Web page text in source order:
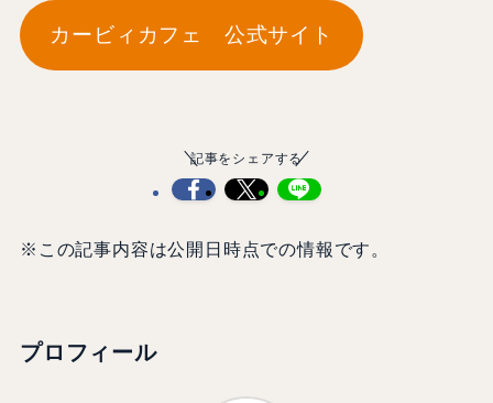
カービィカフェ 公式サイト
記事をシェアする
※この記事内容は公開日時点での情報です。
プロフィール